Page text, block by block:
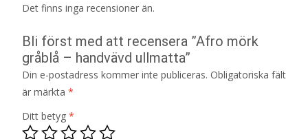
Det finns inga recensioner än.
Bli först med att recensera ”Afro mörk
gråblå – handvävd ullmatta”
Din e-postadress kommer inte publiceras. Obligatoriska fält
är märkta *
Ditt betyg *